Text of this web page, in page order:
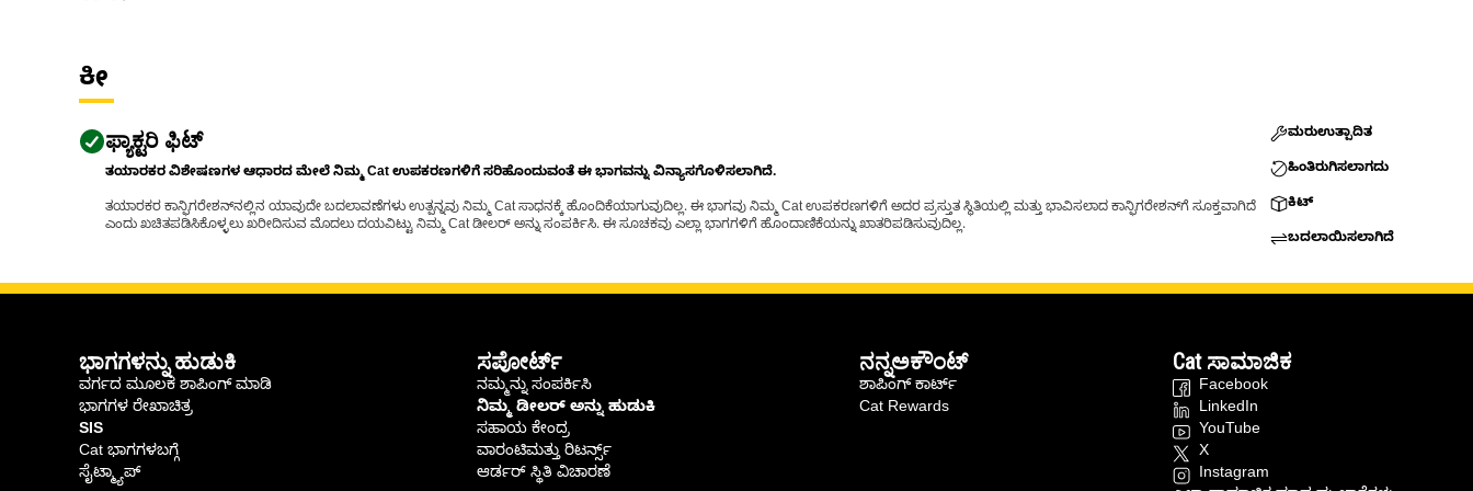
ಕೀ
ಫ್ಯಾಕ್ಟರಿ ಫಿಟ್
ತಯಾರಕರ ವಿಶೇಷಣಗಳ ಆಧಾರದ ಮೇಲೆ ನಿಮ್ಮ Cat ಉಪಕರಣಗಳಿಗೆ ಸರಿಹೊಂದುವಂತೆ ಈ ಭಾಗವನ್ನು ವಿನ್ಯಾಸಗೊಳಿಸಲಾಗಿದೆ.
ತಯಾರಕರ ಕಾನ್ಫಿಗರೇಶನ್‌ನಲ್ಲಿನ ಯಾವುದೇ ಬದಲಾವಣೆಗಳು ಉತ್ಪನ್ನವು ನಿಮ್ಮ Cat ಸಾಧನಕ್ಕೆ ಹೊಂದಿಕೆಯಾಗುವುದಿಲ್ಲ. ಈ ಭಾಗವು ನಿಮ್ಮ Cat ಉಪಕರಣಗಳಿಗೆ ಅದರ ಪ್ರಸ್ತುತ ಸ್ಥಿತಿಯಲ್ಲಿ ಮತ್ತು ಭಾವಿಸಲಾದ ಕಾನ್ಫಿಗರೇಶನ್‌ಗೆ ಸೂಕ್ತವಾಗಿದೆ
ಎಂದು ಖಚಿತಪಡಿಸಿಕೊಳ್ಳಲು ಖರೀದಿಸುವ ಮೊದಲು ದಯವಿಟ್ಟು ನಿಮ್ಮ Cat ಡೀಲರ್ ಅನ್ನು ಸಂಪರ್ಕಿಸಿ. ಈ ಸೂಚಕವು ಎಲ್ಲಾ ಭಾಗಗಳಿಗೆ ಹೊಂದಾಣಿಕೆಯನ್ನು ಖಾತರಿಪಡಿಸುವುದಿಲ್ಲ.
ಮರುಉತ್ಪಾದಿತ
ಹಿಂತಿರುಗಿಸಲಾಗದು
ಕಿಟ್
ಬದಲಾಯಿಸಲಾಗಿದೆ
ಭಾಗಗಳನ್ನು ಹುಡುಕಿ
ವರ್ಗದ ಮೂಲಕ ಶಾಪಿಂಗ್ ಮಾಡಿ
ಭಾಗಗಳ ರೇಖಾಚಿತ್ರ
SIS
Cat ಭಾಗಗಳಬಗ್ಗೆ
ಸೈಟ್ಮ್ಯಾಪ್
ಸಪೋರ್ಟ್
ನಮ್ಮನ್ನು ಸಂಪರ್ಕಿಸಿ
ನಿಮ್ಮ ಡೀಲರ್ ಅನ್ನು ಹುಡುಕಿ
ಸಹಾಯ ಕೇಂದ್ರ
ವಾರಂಟಿಮತ್ತು ರಿಟರ್ನ್ಸ್
ಆರ್ಡರ್ ಸ್ಥಿತಿ ವಿಚಾರಣೆ
ನನ್ನಅಕೌಂಟ್
ಶಾಪಿಂಗ್ ಕಾರ್ಟ್
Cat Rewards
Cat ಸಾಮಾಜಿಕ
Facebook
LinkedIn
YouTube
X
Instagram